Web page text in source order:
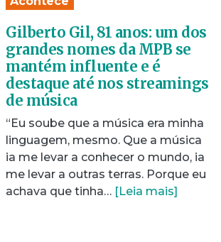
Gilberto Gil, 81 anos: um dos
grandes nomes da MPB se
mantém influente e é
destaque até nos streamings
de música
“Eu soube que a música era minha
linguagem, mesmo. Que a música
ia me levar a conhecer o mundo, ia
me levar a outras terras. Porque eu
achava que tinha… [Leia mais]